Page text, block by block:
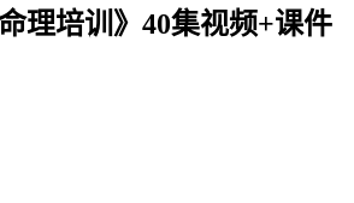
理培训》40集视频+课件